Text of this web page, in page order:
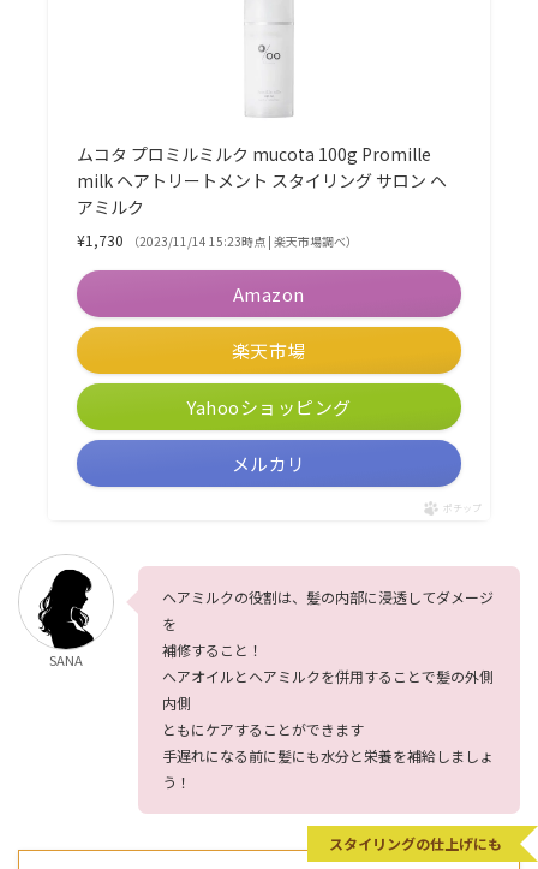
ムコタ プロミルミルク mucota 100g Promille
milk ヘアトリートメント スタイリング サロン ヘ
アミルク
¥1,730 （2023/11/14 15:23時点 | 楽天市場調べ）
Amazon
楽天市場
Yahooショッピング
メルカリ
ポチップ
SANA
ヘアミルクの役割は、髪の内部に浸透してダメージ
を
補修すること！
ヘアオイルとヘアミルクを併用することで髪の外側
内側
ともにケアすることができます
手遅れになる前に髪にも水分と栄養を補給しましょ
う！
スタイリングの仕上げにも